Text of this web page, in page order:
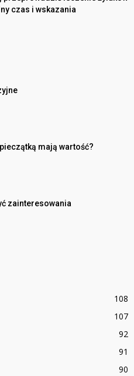
czas i wskazania
mają wartość?
zainteresowania
108
107
92
91
90